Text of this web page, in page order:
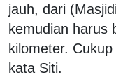
jauh, dari
kemudian harus
kilometer.
kata Siti.